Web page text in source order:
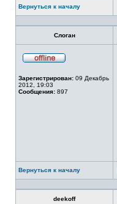
Вернуться к началу
Слоган
сети
Зарегистрирован: 09 Декабрь
2012, 19:03
Сообщения: 897
Вернуться к началу
deekoff